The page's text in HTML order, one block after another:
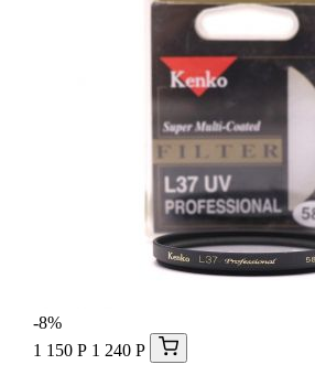
-8%
1 150 Р 1 240 Р